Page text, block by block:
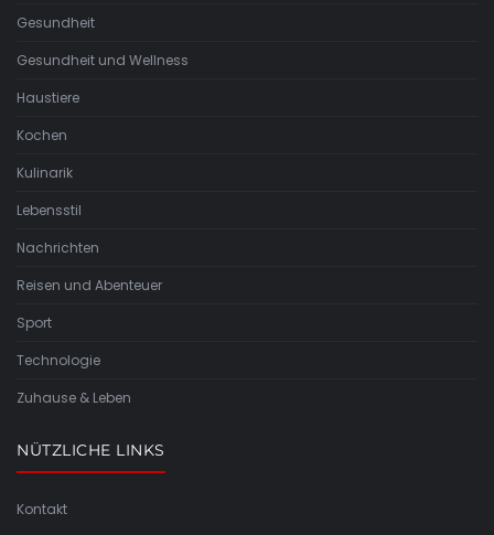
Gesundheit
Gesundheit und Wellness
Haustiere
Kochen
Kulinarik
Lebensstil
Nachrichten
Reisen und Abenteuer
Sport
Technologie
Zuhause & Leben
NÜTZLICHE LINKS
Kontakt